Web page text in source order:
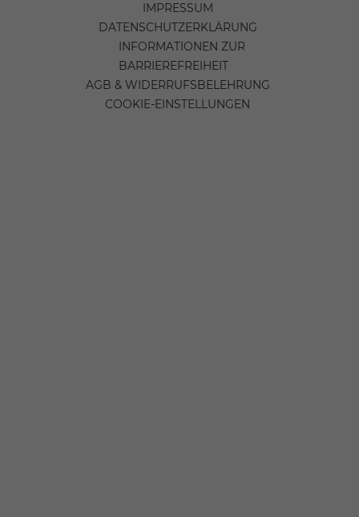
IMPRESSUM
DATENSCHUTZERKLÄRUNG
INFORMATIONEN ZUR
BARRIEREFREIHEIT
AGB & WIDERRUFSBELEHRUNG
COOKIE-EINSTELLUNGEN